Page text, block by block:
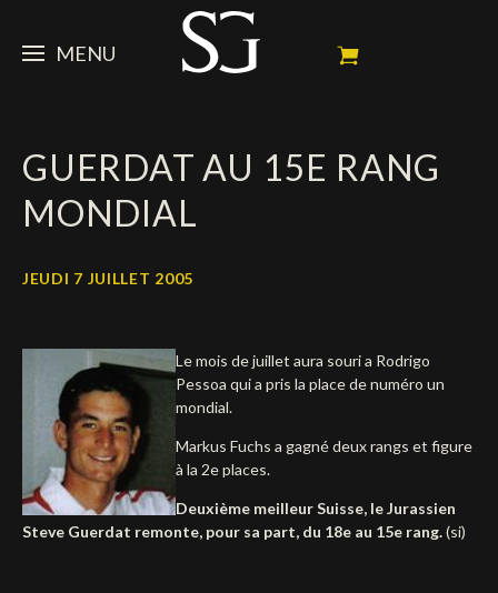
MENU
Portrait
Palmarès
Ambassadeur
ACTUALITÉ
News
Dossiers
Prochains concours
Résultats
Galeries photos
Vidéos
Contacts médias
CHEVAUX
Mes chevaux de concours
Etalon reproducteur
SPONSORS
Sponsors officiels
Partenaires officiels
Autographes
Social Newsroom
SHOP
Français
English
Deutsch
GUERDAT AU 15E RANG
MONDIAL
JEUDI 7 JUILLET 2005
Le mois de juillet aura souri a Rodrigo
Pessoa qui a pris la place de numéro un
mondial.
Markus Fuchs a gagné deux rangs et figure
à la 2e places.
Deuxième meilleur Suisse, le Jurassien
Steve Guerdat remonte, pour sa part, du 18e au 15e rang.(si)